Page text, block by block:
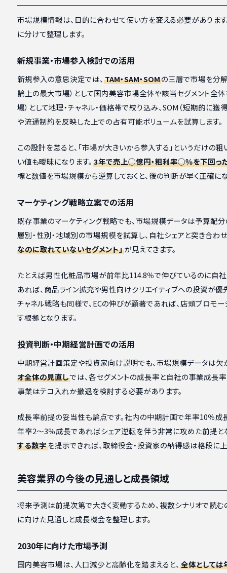
市場規模情報は、目的に合わせて使い方を変える必要がありま
に分けて整理します。
新規事業・市場参入検討での活用
新規参入の意思決定では、 TAM・SAM・SOMの三層で市場を分
論上の最大市場）として国内美容市場全体や該当セグメント全体
場）として地理・チャネル・価格帯で絞り込み、SOM（短期的に
や流通制約を反映した上での占有可能ボリュームを試算します。
この設計を怠ると、「市場が大きいから参入する」というだけの
い値も曖昧になります。 3年で売上◯億円・粗利率◯％を下回っ
標と数値を市場規模から逆算しておくと、後の判断が早く正確に
マーケティング戦略立案での活用
既存事業のマーケティング戦略でも、市場規模データは予算配分
層別・性別・地域別の市場規模を試算し、自社シェアと突き合わせ
なのに取れていないセグメント」が見えてきます。
たとえば男性化粧品市場が前年比114.8％で伸びているのに自
あれば、商品ライン拡充や男性向けクリエイティブへの投資が優
チャネル戦略も同様で、ECの伸びが顕著であれば、店頭プロモ
す根拠となります。
投資判断・中期経営計画での活用
中期経営計画策定や投資家向け説明でも、市場規模データは欠
オ全体の見直しでは、各セグメントの成長率と自社の事業成長
事業はテコ入れか撤退を検討する必要があります。
成長率前提の妥当性も論点です。社内の中期計画で年率10％成
年率2〜3％成長であればシェア逆転を伴う非常に攻めた前提と
する数字を提示できれば、取締役会・投資家の納得感は格段に上
美容業界の今後の見通しと成長領域
将来予測は前提次第で大きく変動するため、複数シナリオで読む
に向けた見通しと成長機会を整理します。
2030年に向けた市場予測
国内美容市場は、人口減少と高齢化を踏まえると、 全体として